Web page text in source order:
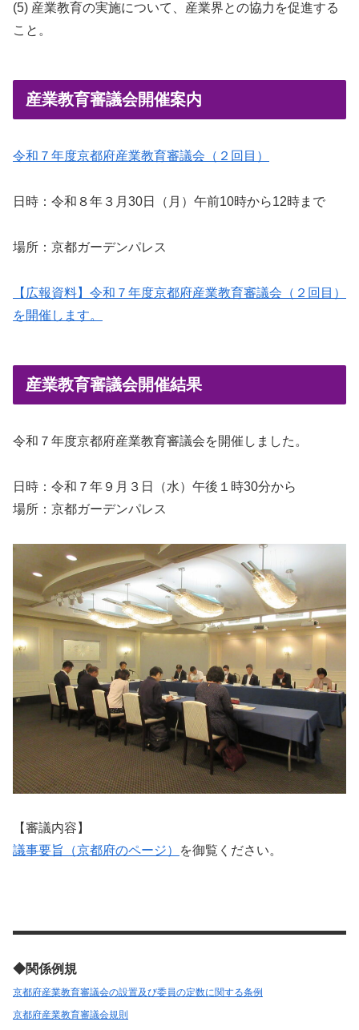
(5) 産業教育の実施について、産業界との協力を促進する
こと。
産業教育審議会開催案内
令和７年度京都府産業教育審議会（２回目）
日時：令和８年３月30日（月）午前10時から12時まで
場所：京都ガーデンパレス
【広報資料】令和７年度京都府産業教育審議会（２回目）
を開催します。
産業教育審議会開催結果
令和７年度京都府産業教育審議会を開催しました。
日時：令和７年９月３日（水）午後１時30分から
場所：京都ガーデンパレス
【審議内容】
議事要旨（京都府のページ）
を御覧ください。
◆関係例規
京都府産業教育審議会の設置及び委員の定数に関する条例
京都府産業教育審議会規則